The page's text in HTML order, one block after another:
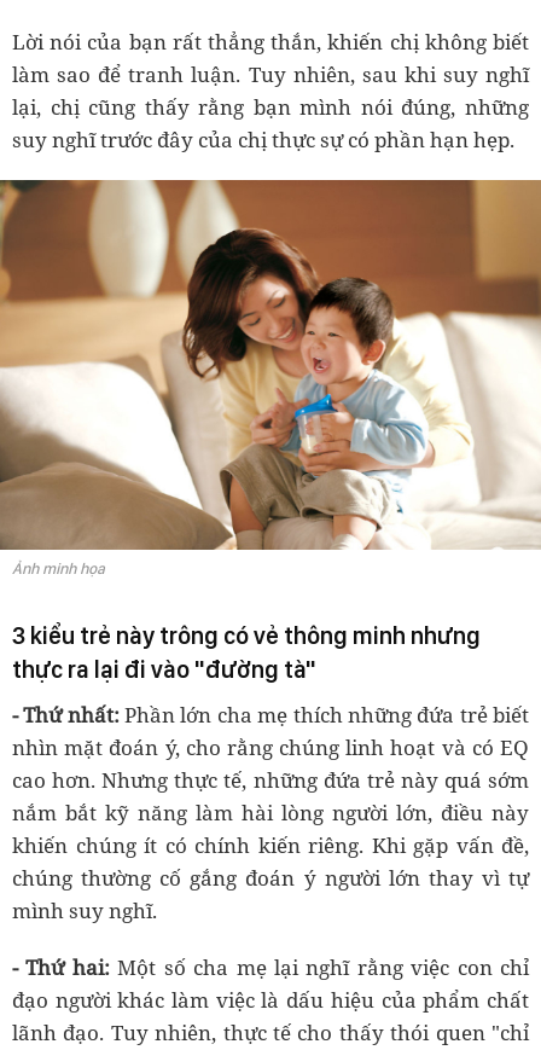
Lời nói của bạn rất thẳng thắn, khiến chị không biết
làm sao để tranh luận. Tuy nhiên, sau khi suy nghĩ
lại, chị cũng thấy rằng bạn mình nói đúng, những
suy nghĩ trước đây của chị thực sự có phần hạn hẹp.
Ảnh minh họa
3 kiểu trẻ này trông có vẻ thông minh nhưng
thực ra lại đi vào "đường tà"
- Thứ nhất:Phần lớn cha mẹ thích những đứa trẻ biết
nhìn mặt đoán ý, cho rằng chúng linh hoạt và có EQ
cao hơn. Nhưng thực tế, những đứa trẻ này quá sớm
nắm bắt kỹ năng làm hài lòng người lớn, điều này
khiến chúng ít có chính kiến riêng. Khi gặp vấn đề,
chúng thường cố gắng đoán ý người lớn thay vì tự
mình suy nghĩ.
- Thứ hai:Một số cha mẹ lại nghĩ rằng việc con chỉ
đạo người khác làm việc là dấu hiệu của phẩm chất
lãnh đạo. Tuy nhiên, thực tế cho thấy thói quen "chỉ